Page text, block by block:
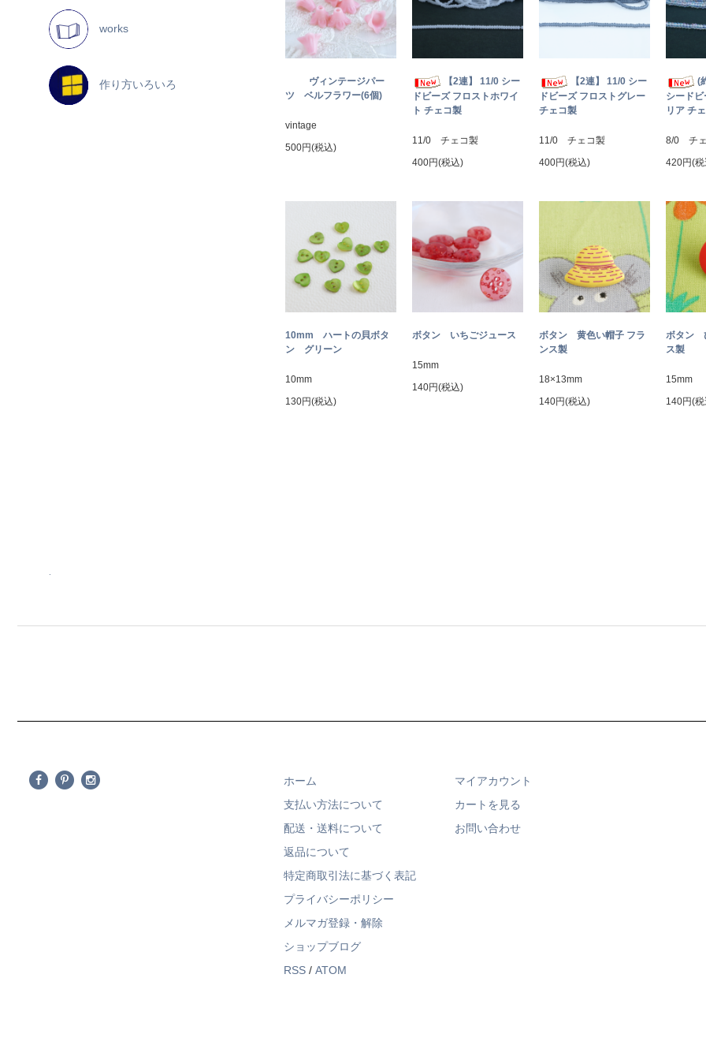
works
作り方いろいろ
ヴィンテージパー
ツ ベルフラワー(6個)
vintage
500円(税込)
【2連】 11/0 シー
ドビーズ フロストホワイ
ト チェコ製
11/0 チェコ製
400円(税込)
【2連】 11/0 シー
ドビーズ フロストグレー
チェコ製
11/0 チェコ製
400円(税込)
(
シード
リア チ
8/0 チ
420円(税
10mm ハートの貝ボタ
ン グリーン
10mm
130円(税込)
ボタン いちごジュース
15mm
140円(税込)
ボタン 黄色い帽子 フラ
ンス製
18×13mm
140円(税込)
ボタン
ス製
15mm
140円(
ホーム
支払い方法について
配送・送料について
返品について
特定商取引法に基づく表記
プライバシーポリシー
メルマガ登録・解除
ショップブログ
RSS / ATOM
マイアカウント
カートを見る
お問い合わせ